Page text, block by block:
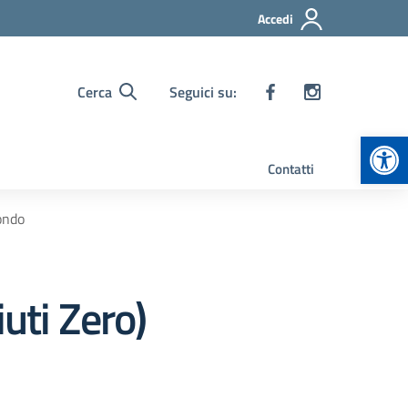
Accedi
Cerca Seguici su:
Contatti
Zero)